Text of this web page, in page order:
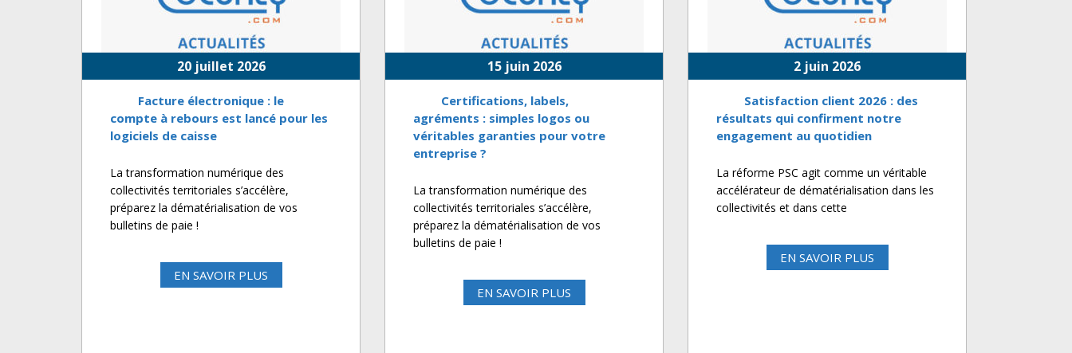
20 juillet 2026
Facture électronique : le
compte à rebours est lancé pour les
logiciels de caisse
La transformation numérique des
collectivités territoriales s’accélère,
préparez la dématérialisation de vos
bulletins de paie !
EN SAVOIR PLUS
15 juin 2026
Certifications, labels,
agréments : simples logos ou
véritables garanties pour votre
entreprise ?
La transformation numérique des
collectivités territoriales s’accélère,
préparez la dématérialisation de vos
bulletins de paie !
EN SAVOIR PLUS
2 juin 2026
Satisfaction client 2026 : des
résultats qui confirment notre
engagement au quotidien
La réforme PSC agit comme un véritable
accélérateur de dématérialisation dans les
collectivités et dans cette
EN SAVOIR PLUS